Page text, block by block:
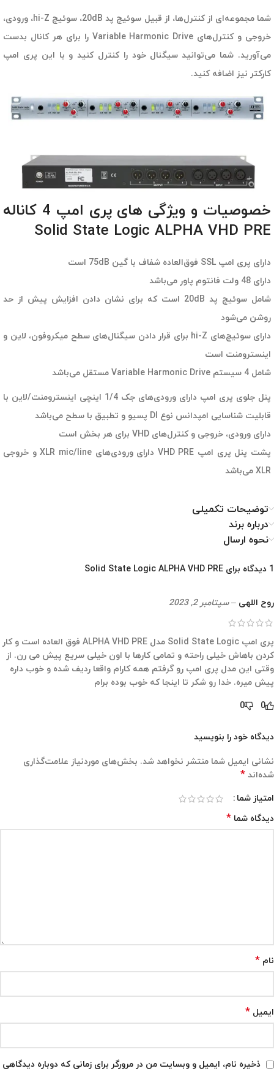
شما مجموعه‌ای از کنترل‌ها، از قبیل سوئیچ پد 20dB، سوئیچ hi-Z، ورودی،
خروجی و کنترل‌های Variable Harmonic Drive را برای هر کانال بدست
می‌آورید. شما می‌توانید سیگنال خود را کنترل کنید و با این پری امپ
کارکتر نیز اضافه کنید.
خصوصیات و ویژگی های پری امپ 4 کاناله
Solid State Logic ALPHA VHD PRE
دارای پری امپ SSL فوق‌العاده شفاف با گین 75dB است
دارای 48 ولت فانتوم پاور می‌باشد
شامل سوئیچ پد 20dB است که برای نشان دادن افزایش پیش از حد
روشن می‌شود
دارای سوئیچ‌های hi-Z برای قرار دادن سیگنال‌های سطح میکروفون، لاین و
اینسترومنت است
شامل 4 سیستم Variable Harmonic Drive مستقل می‌باشد
پنل جلوی پری امپ دارای ورودی‌های جک 1/4 اینچی اینسترومنت/لاین با
قابلیت شناسایی امپدانس نوع DI پسیو و تطبیق با سطح می‌باشد
دارای ورودی، خروجی و کنترل‌های VHD برای هر بخش است
پشت پنل پری امپ VHD PRE دارای ورودی‌های XLR mic/line و خروجی
XLR می‌باشد
توضیحات تکمیلی
درباره برند
نحوه ارسال
1 دیدگاه برای Solid State Logic ALPHA VHD PRE
روح اللهی – سپتامبر 2, 2023
پری امپ Solid State Logic مدل ALPHA VHD PRE فوق العاده است و کار
کردن باهاش خیلی راحته و تمامی کارها با اون خیلی سریع پیش می رن. از
وقتی این مدل پری امپ رو گرفتم همه کارام واقعا ردیف شده و خوب داره
پیش میره. خدا رو شکر تا اینجا که خوب بوده برام
0
0
دیدگاه خود را بنویسید
نشانی ایمیل شما منتشر نخواهد شد. بخش‌های موردنیاز علامت‌گذاری
شده‌اند *
امتیاز شما
دیدگاه شما *
نام *
ایمیل *
ذخیره نام، ایمیل و وبسایت من در مرورگر برای زمانی که دوباره دیدگاهی